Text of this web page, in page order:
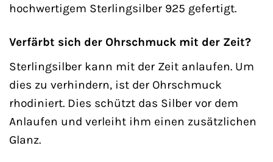
hochwertigem Sterlingsilber 925 gefertigt.
Verfärbt sich der Ohrschmuck mit der Zeit?
Sterlingsilber kann mit der Zeit anlaufen. Um
dies zu verhindern, ist der Ohrschmuck
rhodiniert. Dies schützt das Silber vor dem
Anlaufen und verleiht ihm einen zusätzlichen
Glanz.